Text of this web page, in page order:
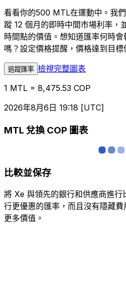
看看你的500 MTL在運動中。我
蹤 12 個月的即時中間市場利率，
時間點的價值。想知道匯率何時
嗎？設定價格提醒，價格達到目標
追蹤匯率 檢視完整圖表
1 MTL = 8,475.53 COP
2026年8月6日 19:18 [UTC]
MTL 兌換 COP 圖表
比較並保存
將 Xe 與領先的銀行和供應商進行
行更優惠的匯率，而且沒有隱藏
更多價值。